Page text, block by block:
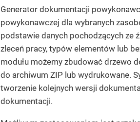
Generator dokumentacji
powykonawczej dla wybranych
podstawie danych pochodzących ze
zleceń pracy, typów elementów lub
modułu możemy zbudować drzewo
do archiwum ZIP lub wydrukowane.
tworzenie kolejnych wersji
dokumentacji.